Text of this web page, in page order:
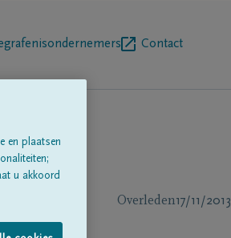
Contact
Overleden17/11/2013
en plaatsen
u akkoord